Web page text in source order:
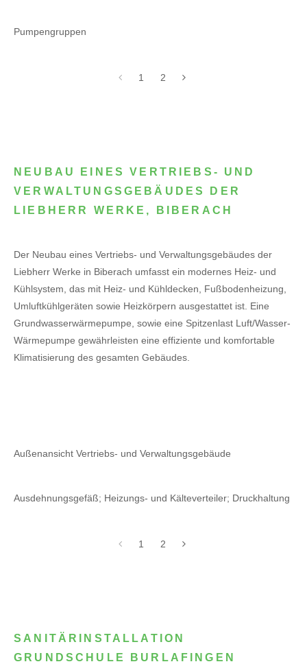
Pumpengruppen
1 2
NEUBAU EINES VERTRIEBS- UND
VERWALTUNGSGEBÄUDES DER
LIEBHERR WERKE, BIBERACH
Der Neubau eines Vertriebs- und Verwaltungsgebäudes der
Liebherr Werke in Biberach umfasst ein modernes Heiz- und
Kühlsystem, das mit Heiz- und Kühldecken, Fußbodenheizung,
Umluftkühlgeräten sowie Heizkörpern ausgestattet ist. Eine
Grundwasserwärmepumpe, sowie eine Spitzenlast Luft/Wasser-
Wärmepumpe gewährleisten eine effiziente und komfortable
Klimatisierung des gesamten Gebäudes.
Außenansicht Vertriebs- und Verwaltungsgebäude
Ausdehnungsgefäß; Heizungs- und Kälteverteiler; Druckhaltung
1 2
SANITÄRINSTALLATION
GRUNDSCHULE BURLAFINGEN